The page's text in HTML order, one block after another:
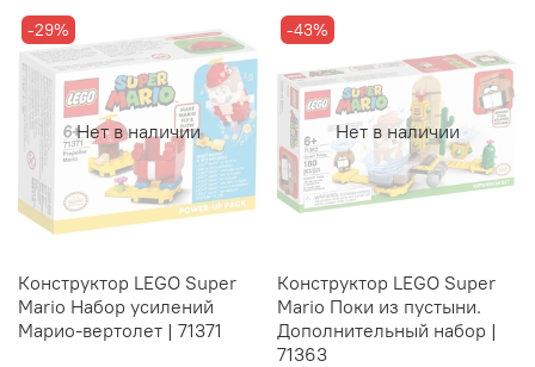
Нет в наличии
-29%
Конструктор LEGO Super
Mario Набор усилений
Марио-вертолет | 71371
Нет в наличии
-43%
Конструктор LEGO Super
Mario Поки из пустыни.
Дополнительный набор |
71363